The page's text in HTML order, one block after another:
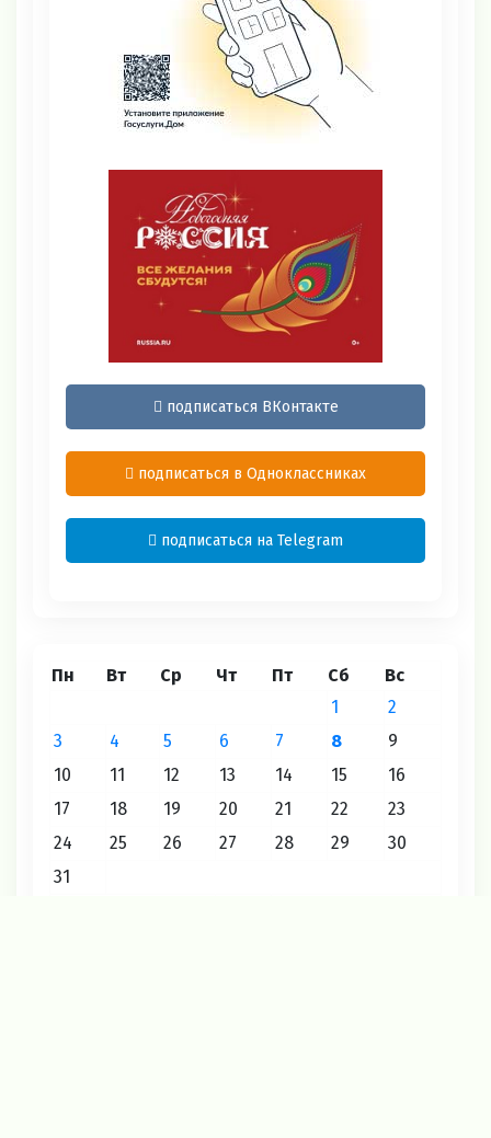
подписаться ВКонтакте
подписаться в Одноклассниках
подписаться на Telegram
Пн Вт Ср Чт Пт Сб Вс
1
2
3
4 5 6 7 8
9
10
11 12 13 14 15
16
17
18 19 20 21 22
23
24
25 26 27 28 29
30
31